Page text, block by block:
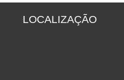
LOCALIZAÇÃO